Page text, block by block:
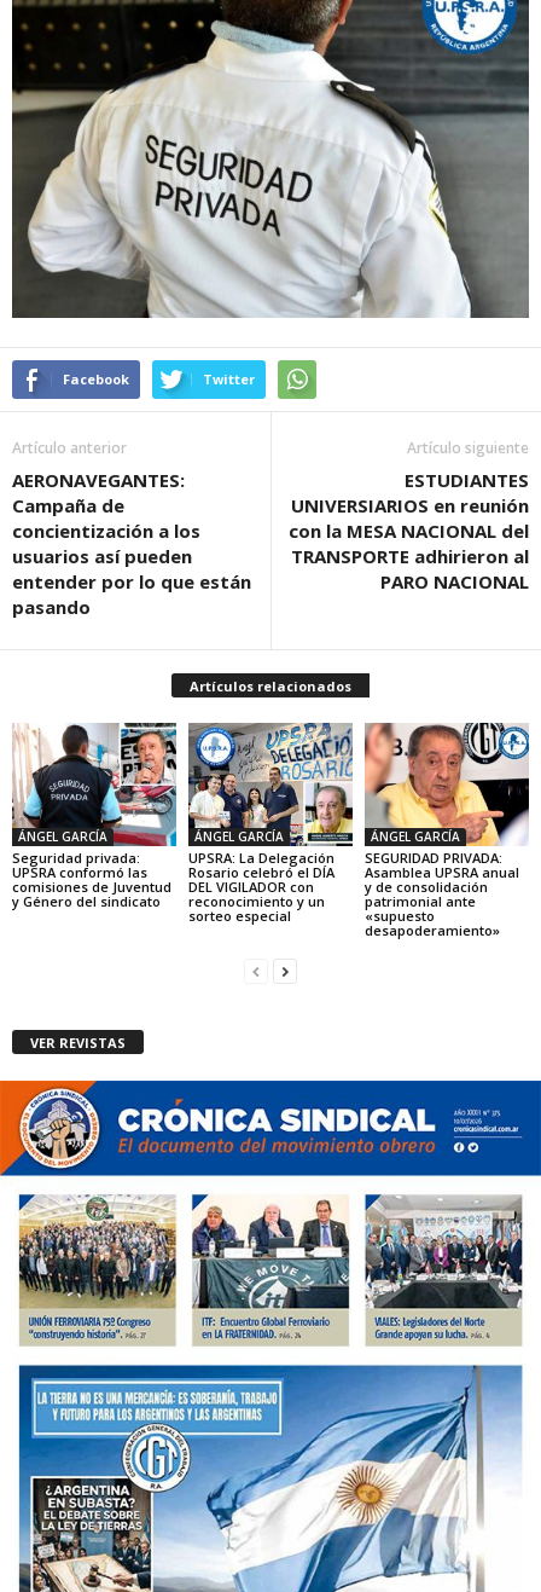
Facebook Twitter
Artículo anterior
AERONAVEGANTES:
Campaña de
concientización a los
usuarios así pueden
entender por lo que están
pasando
Artículo siguiente
ESTUDIANTES
UNIVERSIARIOS en reunión
con la MESA NACIONAL del
TRANSPORTE adhirieron al
PARO NACIONAL
Artículos relacionados
ÁNGEL GARCÍA
Seguridad privada:
UPSRA conformó las
comisiones de Juventud
y Género del sindicato
ÁNGEL GARCÍA
UPSRA: La Delegación
Rosario celebró el DÍA
DEL VIGILADOR con
reconocimiento y un
sorteo especial
ÁNGEL GARCÍA
SEGURIDAD PRIVADA:
Asamblea UPSRA anual
y de consolidación
patrimonial ante
«supuesto
desapoderamiento»
VER REVISTAS